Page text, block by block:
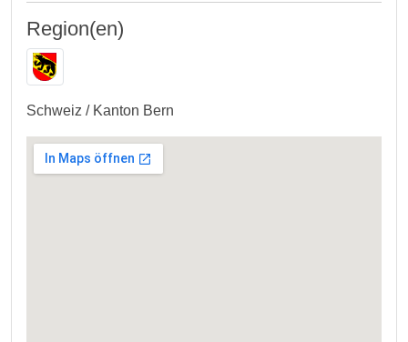
Region(en)
Schweiz / Kanton Bern